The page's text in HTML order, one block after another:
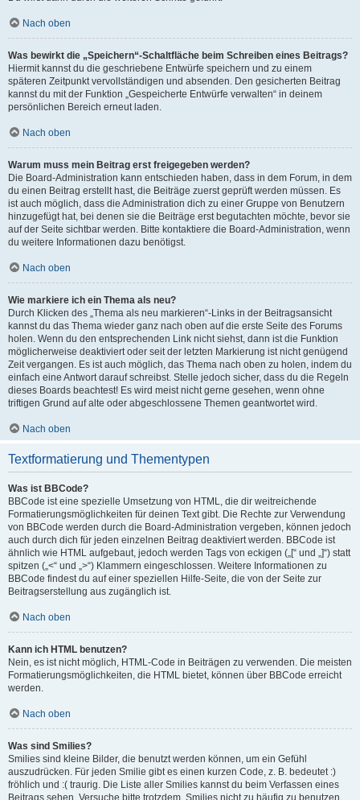
Nach oben
Was bewirkt die „Speichern“-Schaltfläche beim Schreiben eines Beitrags?
Hiermit kannst du die geschriebene Entwürfe speichern und zu einem
späteren Zeitpunkt vervollständigen und absenden. Den gesicherten Beitrag
kannst du mit der Funktion „Gespeicherte Entwürfe verwalten“ in deinem
persönlichen Bereich erneut laden.
Nach oben
Warum muss mein Beitrag erst freigegeben werden?
Die Board-Administration kann entschieden haben, dass in dem Forum, in dem
du einen Beitrag erstellt hast, die Beiträge zuerst geprüft werden müssen. Es
ist auch möglich, dass die Administration dich zu einer Gruppe von Benutzern
hinzugefügt hat, bei denen sie die Beiträge erst begutachten möchte, bevor sie
auf der Seite sichtbar werden. Bitte kontaktiere die Board-Administration, wenn
du weitere Informationen dazu benötigst.
Nach oben
Wie markiere ich ein Thema als neu?
Durch Klicken des „Thema als neu markieren“-Links in der Beitragsansicht
kannst du das Thema wieder ganz nach oben auf die erste Seite des Forums
holen. Wenn du den entsprechenden Link nicht siehst, dann ist die Funktion
möglicherweise deaktiviert oder seit der letzten Markierung ist nicht genügend
Zeit vergangen. Es ist auch möglich, das Thema nach oben zu holen, indem du
einfach eine Antwort darauf schreibst. Stelle jedoch sicher, dass du die Regeln
dieses Boards beachtest! Es wird meist nicht gerne gesehen, wenn ohne
triftigen Grund auf alte oder abgeschlossene Themen geantwortet wird.
Nach oben
Textformatierung und Thementypen
Was ist BBCode?
BBCode ist eine spezielle Umsetzung von HTML, die dir weitreichende
Formatierungsmöglichkeiten für deinen Text gibt. Die Rechte zur Verwendung
von BBCode werden durch die Board-Administration vergeben, können jedoch
auch durch dich für jeden einzelnen Beitrag deaktiviert werden. BBCode ist
ähnlich wie HTML aufgebaut, jedoch werden Tags von eckigen („[“ und „]“) statt
spitzen („<“ und „>“) Klammern eingeschlossen. Weitere Informationen zu
BBCode findest du auf einer speziellen Hilfe-Seite, die von der Seite zur
Beitragserstellung aus zugänglich ist.
Nach oben
Kann ich HTML benutzen?
Nein, es ist nicht möglich, HTML-Code in Beiträgen zu verwenden. Die meisten
Formatierungsmöglichkeiten, die HTML bietet, können über BBCode erreicht
werden.
Nach oben
Was sind Smilies?
Smilies sind kleine Bilder, die benutzt werden können, um ein Gefühl
auszudrücken. Für jeden Smilie gibt es einen kurzen Code, z. B. bedeutet :)
fröhlich und :( traurig. Die Liste aller Smilies kannst du beim Verfassen eines
Beitrags sehen. Versuche bitte trotzdem, Smilies nicht zu häufig zu benutzen,